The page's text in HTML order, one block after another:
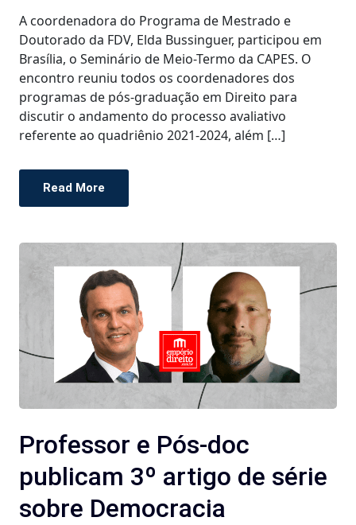
A coordenadora do Programa de Mestrado e
Doutorado da FDV, Elda Bussinguer, participou em
Brasília, o Seminário de Meio-Termo da CAPES. O
encontro reuniu todos os coordenadores dos
programas de pós-graduação em Direito para
discutir o andamento do processo avaliativo
referente ao quadriênio 2021-2024, além […]
Read More
Professor e Pós-doc
publicam 3º artigo de série
sobre Democracia